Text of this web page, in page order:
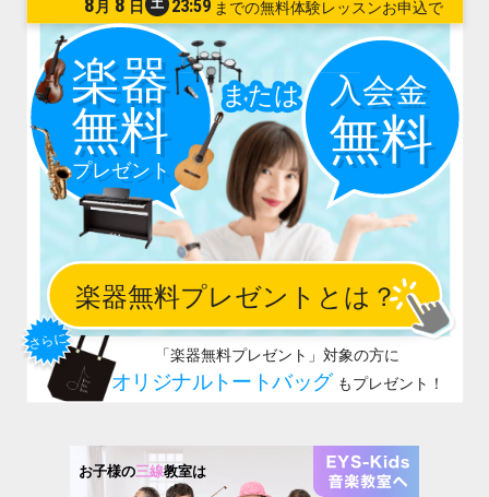
8月 8 日 土23:59
お子様の三線教室は